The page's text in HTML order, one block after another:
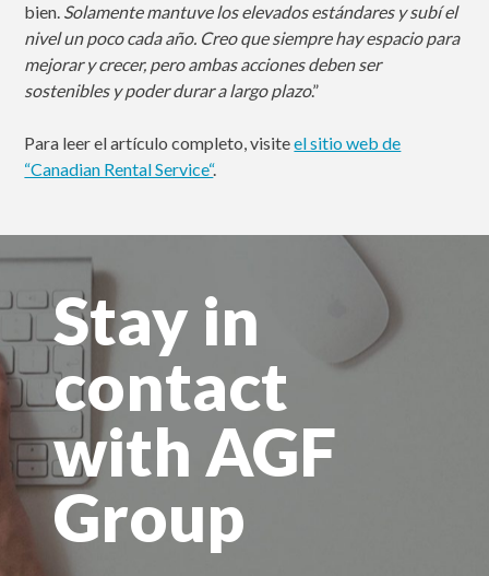
bien. Solamente mantuve los elevados estándares y subí el
nivel un poco cada año. Creo que siempre hay espacio para
mejorar y crecer, pero ambas acciones deben ser
sostenibles y poder durar a largo plazo.”
Para leer el artículo completo, visiteel sitio web de
“Canadian Rental Service“.
Stay in
contact
with AGF
Group